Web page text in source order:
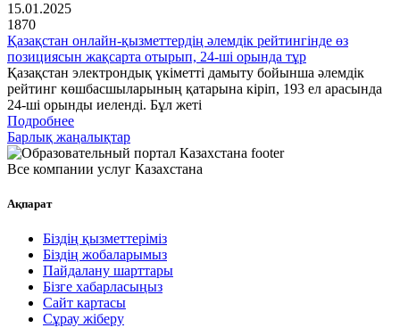
15.01.2025
1870
Қазақстан онлайн-қызметтердің әлемдік рейтингінде өз
позициясын жақсарта отырып, 24-ші орында тұр
Қазақстан электрондық үкіметті дамыту бойынша әлемдік
рейтинг көшбасшыларының қатарына кіріп, 193 ел арасында
24-ші орынды иеленді. Бұл жеті
Подробнее
Барлық жаңалықтар
Все компании услуг Казахстана
Ақпарат
Біздің қызметтеріміз
Біздің жобаларымыз
Пайдалану шарттары
Бізге хабарласыңыз
Сайт картасы
Сұрау жіберу